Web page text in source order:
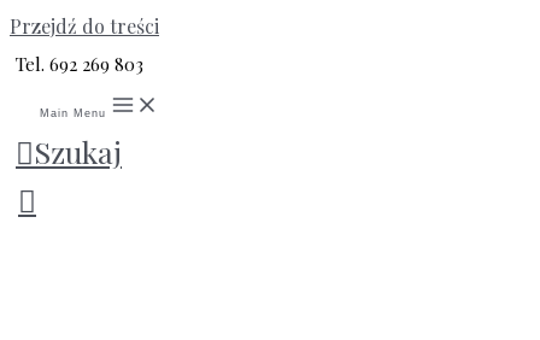
Przejdź do treści
Tel. 692 269 803
Main Menu
Szukaj